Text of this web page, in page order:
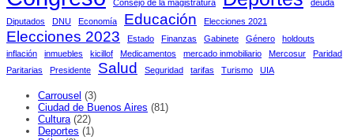
Consejo de la magistratura
deuda
Diputados
DNU Economía Educación Elecciones 2021
Elecciones 2023 Estado Finanzas Gabinete Género
holdouts
inflación
inmuebles kicillof Medicamentos mercado inmobiliario Mercosur
Paridad
Paritarias
Presidente Salud Seguridad tarifas Turismo UIA
Carrousel (3)
Ciudad de Buenos Aires (81)
Cultura (22)
Deportes (1)